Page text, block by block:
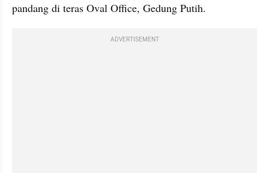
pandang di teras Oval Office, Gedung Putih.
ADVERTISEMENT